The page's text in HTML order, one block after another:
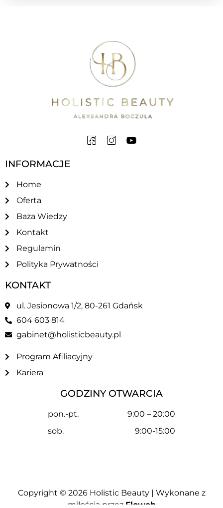
INFORMACJE
Home
Oferta
Baza Wiedzy
Kontakt
Regulamin
Polityka Prywatności
KONTAKT
ul. Jesionowa 1/2, 80-261 Gdańsk
604 603 814
gabinet@holisticbeauty.pl
Program Afiliacyjny
Kariera
GODZINY OTWARCIA
pon.-pt.
9:00 – 20:00
sob.
9:00-15:00
Copyright © 2026 Holistic Beauty| Wykonane z
miłością przez Floweb